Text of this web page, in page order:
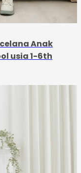
celana Anak
usia 1-6th